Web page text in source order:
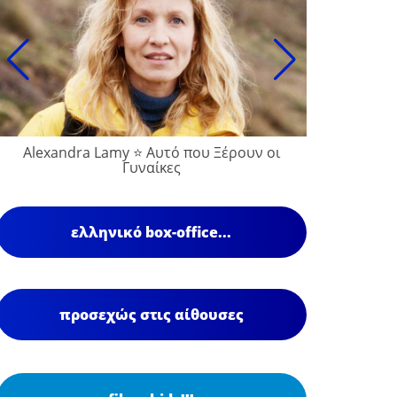
Alexandra Lamy ⭐ Αυτό που Ξέρουν οι
Γυναίκες
ελληνικό box-office...
προσεχώς στις αίθουσες